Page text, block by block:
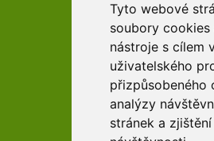
Tyto webové
soubory
nástroje s cílem
uživatelského
přizpůsobeného
analýzy
stránek a